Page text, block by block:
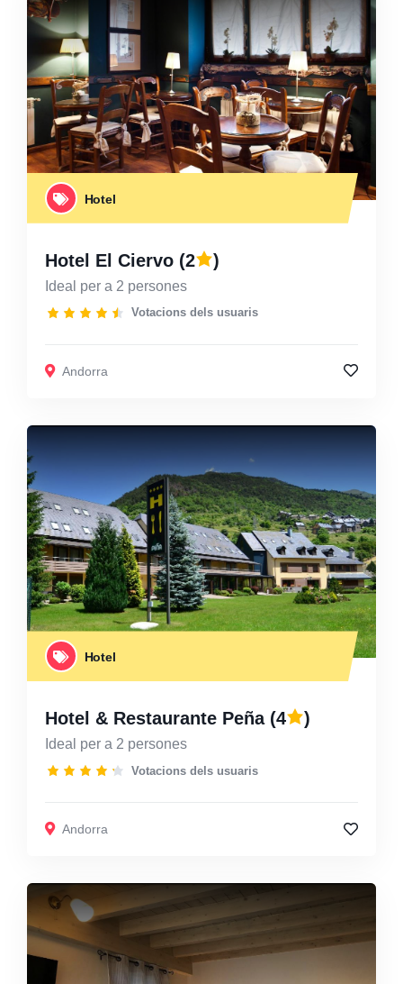
Hotel
Hotel El Ciervo (2 )
Ideal per a 2 persones
Votacions dels usuaris
Andorra
Hotel
Hotel & Restaurante Peña(4 )
Ideal per a 2 persones
Votacions dels usuaris
Andorra